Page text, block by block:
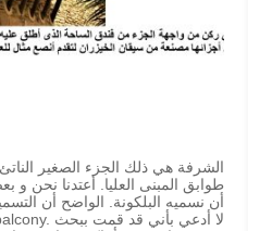
الشرفة هي ذلك الجزء الصغير
طوابق المبنى العليا. أعتدنا نحن و
أن نسميه البلكونة. الواضح أن